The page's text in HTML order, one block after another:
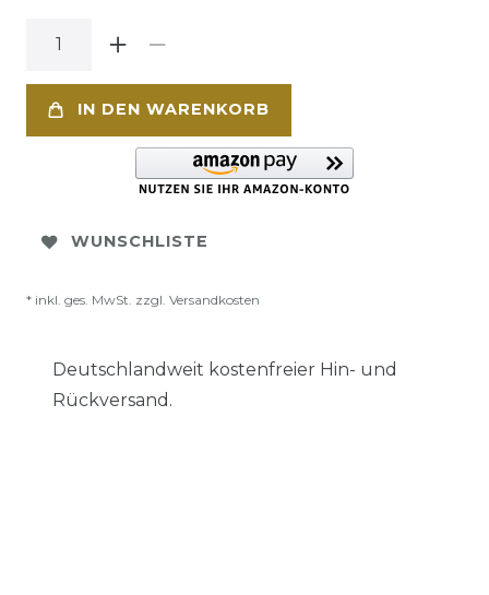
IN DEN WARENKORB
WUNSCHLISTE
* inkl. ges. MwSt. zzgl. Versandkosten
Deutschlandweit kostenfreier Hin- und
Rückversand.